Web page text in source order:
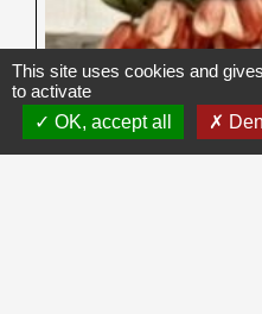
This site uses cookies and
to activate
OK, accept all